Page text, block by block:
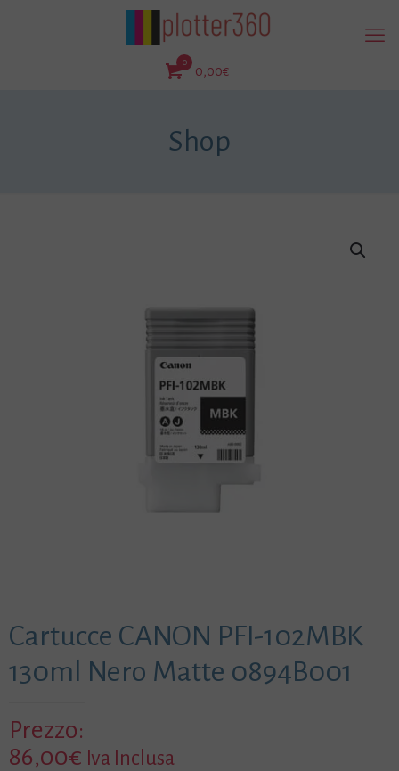
0
0,00€
Shop
Cartucce CANON PFI-102MBK
130ml Nero Matte 0894B001
Prezzo:
86,00€ Iva Inclusa